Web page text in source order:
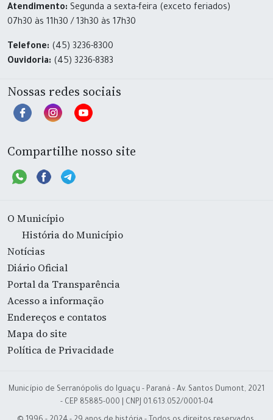
Atendimento: Segunda a sexta-feira (exceto feriados)
07h30 às 11h30 / 13h30 às 17h30
Telefone: (45) 3236-8300
Ouvidoria: (45) 3236-8383
Nossas redes sociais
Compartilhe nosso site
O Município
História do Município
Notícias
Diário Oficial
Portal da Transparência
Acesso a informação
Endereços e contatos
Mapa do site
Política de Privacidade
Município de Serranópolis do Iguaçu - Paraná - Av. Santos Dumont, 2021
- CEP 85885-000 | CNPJ 01.613.052/0001-04